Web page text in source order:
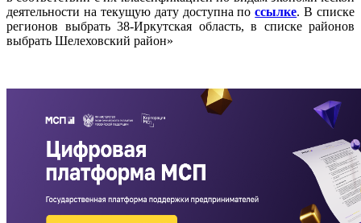
деятельности на текущую дату доступна поссылке. В списке
регионов выбрать 38-Иркутская область, в списке районов
выбрать Шелеховский район»